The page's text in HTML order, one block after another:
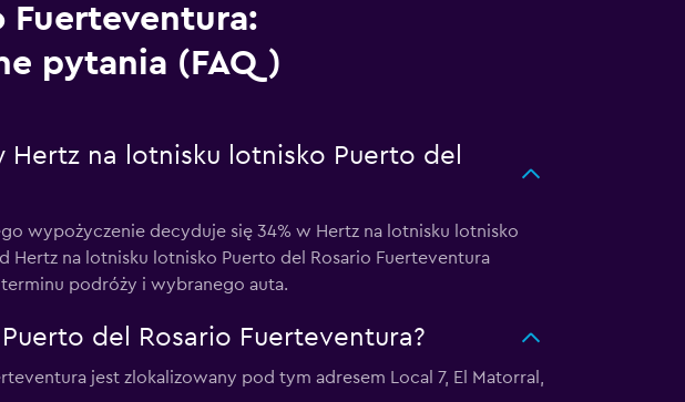
Fuerteventura:
pytania (FAQ)
na lotnisku lotnisko Puerto del
wypożyczenie decyduje się 34% w Hertz na lotnisku lotnisko
Hertz na lotnisku lotnisko Puerto del Rosario Fuerteventura
terminu podróży i wybranego auta.
del Rosario Fuerteventura?
jest zlokalizowany pod tym adresem Local 7, El Matorral,